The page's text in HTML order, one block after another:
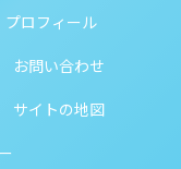
プロフィール
お問い合わせ
サイトの地図